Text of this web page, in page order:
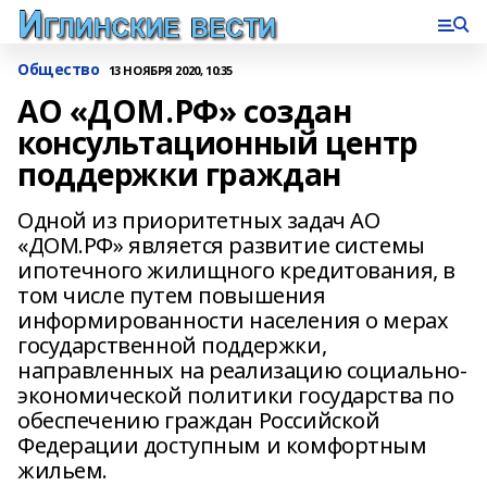
Общество 13 НОЯБРЯ 2020, 10:35
АО «ДОМ.РФ» создан
консультационный центр
поддержки граждан
Одной из приоритетных задач АО
«ДОМ.РФ» является развитие системы
ипотечного жилищного кредитования, в
том числе путем повышения
информированности населения о мерах
государственной поддержки,
направленных на реализацию социально-
экономической политики государства по
обеспечению граждан Российской
Федерации доступным и комфортным
жильем.